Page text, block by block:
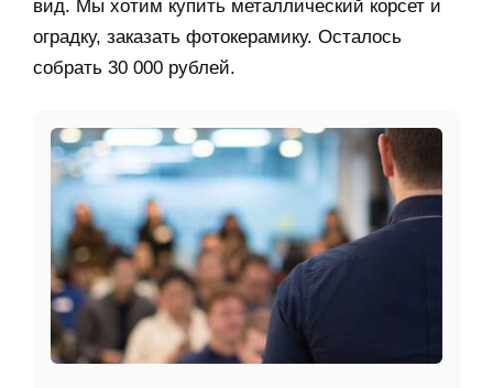
вид. Мы хотим купить металлический корсет и
оградку, заказать фотокерамику. Осталось
собрать 30 000 рублей.